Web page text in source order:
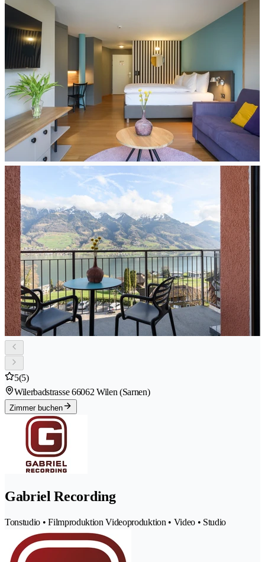
5(5)
Wilerbadstrasse 66062 Wilen (Sarnen)
Zimmer buchen
Gabriel Recording
Tonstudio • Filmproduktion Videoproduktion • Video • Studio